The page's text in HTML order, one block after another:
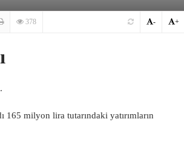
378 +
-
milyon lira tutarındaki yatırımların